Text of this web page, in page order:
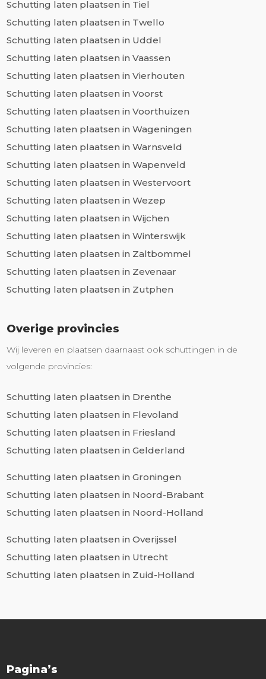
Schutting laten plaatsen in Tiel
Schutting laten plaatsen in Twello
Schutting laten plaatsen in Uddel
Schutting laten plaatsen in Vaassen
Schutting laten plaatsen in Vierhouten
Schutting laten plaatsen in Voorst
Schutting laten plaatsen in Voorthuizen
Schutting laten plaatsen in Wageningen
Schutting laten plaatsen in Warnsveld
Schutting laten plaatsen in Wapenveld
Schutting laten plaatsen in Westervoort
Schutting laten plaatsen in Wezep
Schutting laten plaatsen in Wijchen
Schutting laten plaatsen in Winterswijk
Schutting laten plaatsen in Zaltbommel
Schutting laten plaatsen in Zevenaar
Schutting laten plaatsen in Zutphen
Overige provincies
Wij leveren en plaatsen daarnaast ook schuttingen in de
volgende provincies:
Schutting laten plaatsen in Drenthe
Schutting laten plaatsen in Flevoland
Schutting laten plaatsen in Friesland
Schutting laten plaatsen in Gelderland
Schutting laten plaatsen in Groningen
Schutting laten plaatsen in Noord-Brabant
Schutting laten plaatsen in Noord-Holland
Schutting laten plaatsen in Overijssel
Schutting laten plaatsen in Utrecht
Schutting laten plaatsen in Zuid-Holland
Pagina’s